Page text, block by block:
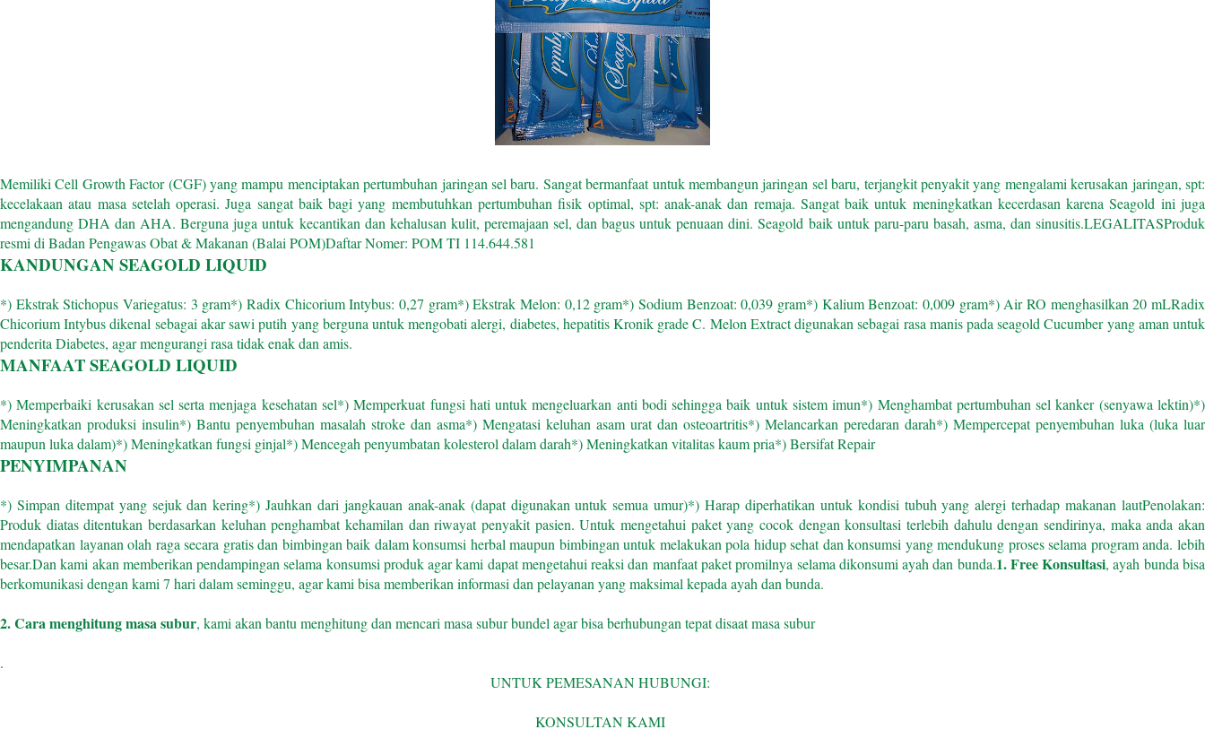
Memiliki Cell Growth Factor (CGF) yang mampu menciptakan pertumbuhan jaringan sel baru. Sangat bermanfaat untuk membangun jaringan sel baru, terjangkit penyakit yang mengalami kerusakan jaringan, spt:
kecelakaan atau masa setelah operasi.Juga sangat baik bagi yang membutuhkan pertumbuhan fisik optimal, spt: anak-anak dan remaja. Sangat baik untuk meningkatkan kecerdasan karena Seagold ini juga
mengandung DHA dan AHA.Berguna juga untuk kecantikan dan kehalusan kulit, peremajaan sel, dan bagus untuk penuaan dini.Seagold baik untuk paru-paru basah, asma, dan sinusitis.LEGALITASProduk
resmi di Badan Pengawas Obat & Makanan (Balai POM)Daftar Nomer: POM TI 114.644.581
KANDUNGAN SEAGOLD LIQUID
*) Ekstrak Stichopus Variegatus: 3 gram*) Radix Chicorium Intybus: 0,27 gram*) Ekstrak Melon: 0,12 gram*) Sodium Benzoat: 0,039 gram*) Kalium Benzoat: 0,009 gram*) Air RO menghasilkan 20 mLRadix
Chicorium Intybus dikenal sebagai akar sawi putih yang berguna untuk mengobati alergi, diabetes, hepatitis Kronik grade C. Melon Extract digunakan sebagai rasa manis pada seagold Cucumber yang aman untuk
penderita Diabetes, agar mengurangi rasa tidak enak dan amis.
MANFAAT SEAGOLD LIQUID
*) Memperbaiki kerusakan sel serta menjaga kesehatan sel*) Memperkuat fungsi hati untuk mengeluarkan anti bodi sehingga baik untuk sistem imun*) Menghambat pertumbuhan sel kanker (senyawa lektin)*)
Meningkatkan produksi insulin*) Bantu penyembuhan masalah stroke dan asma*) Mengatasi keluhan asam urat dan osteoartritis*) Melancarkan peredaran darah*) Mempercepat penyembuhan luka (luka luar
maupun luka dalam)*) Meningkatkan fungsi ginjal*) Mencegah penyumbatan kolesterol dalam darah*) Meningkatkan vitalitas kaum pria*) Bersifat Repair
PENYIMPANAN
*) Simpan ditempat yang sejuk dan kering*) Jauhkan dari jangkauan anak-anak (dapat digunakan untuk semua umur)*) Harap diperhatikan untuk kondisi tubuh yang alergi terhadap makanan lautPenolakan:
Produk diatas ditentukan berdasarkan keluhan penghambat kehamilan dan riwayat penyakit pasien.Untuk mengetahui paket yang cocok dengan konsultasi terlebih dahulu dengan sendirinya, maka anda akan
mendapatkan layanan olah raga secara gratis dan bimbingan baik dalam konsumsi herbal maupun bimbingan untuk melakukan pola hidup sehat dan konsumsi yang mendukung proses selama program anda. lebih
besar.Dan kami akan memberikan pendampingan selama konsumsi produk agar kami dapat mengetahui reaksi dan manfaat paket promilnya selama dikonsumi ayah dan bunda.1. Free Konsultasi, ayah bunda bisa
berkomunikasi dengan kami 7 hari dalam seminggu, agar kami bisa memberikan informasi dan pelayanan yang maksimal kepada ayah dan bunda.
2.Cara menghitung masa subur, kami akan bantu menghitung dan mencari masa subur bundel agar bisa berhubungan tepat disaat masa subur
.
UNTUK PEMESANAN HUBUNGI:
KONSULTAN KAMI